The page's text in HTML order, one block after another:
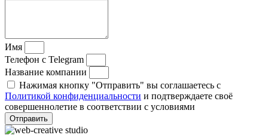
Имя
Телефон с Telegram
Название компании
Нажимая кнопку "Отправить" вы соглашаетесь с
Политикой конфиденциальности и подтверждаете своё
совершеннолетие в соответствии с условиями
Отправить